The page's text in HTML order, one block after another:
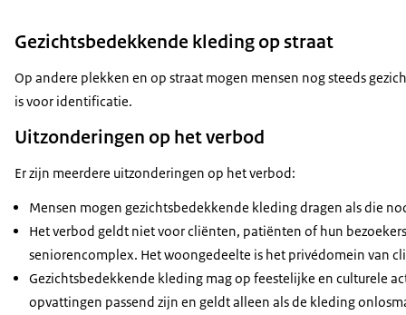
Gezichtsbedekkende kleding op straat
Op andere plekken en op straat mogen mensen nog steeds
is voor identificatie.
Uitzonderingen op het verbod
Er zijn meerdere uitzonderingen op het verbod:
Mensen mogen gezichtsbedekkende kleding dragen als die
Het verbod geldt niet voor cliënten, patiënten of hun
seniorencomplex. Het woongedeelte is het privédomein van
Gezichtsbedekkende kleding mag op feestelijke en culturele
opvattingen passend zijn en geldt alleen als de kleding